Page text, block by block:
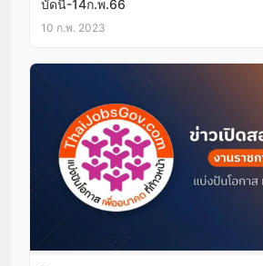
บัดนี้-14ก.พ.66
10 ก.พ. 2023